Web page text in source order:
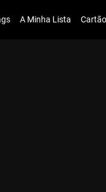
A Minha Lista